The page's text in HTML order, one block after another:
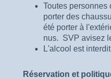
Toutes personnes
porter des
été porter à
nus. SVP avisez
L'alcool est
Réservation et